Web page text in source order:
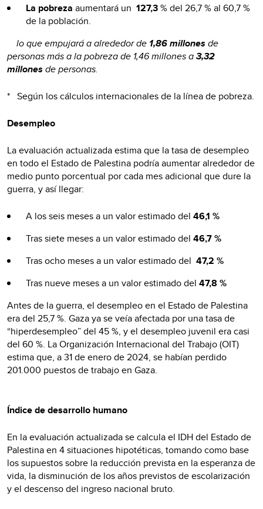
La pobreza aumentará un 127,3% del 26,7 % al 60,7 %
de la población.
lo que empujará a alrededor de 1,86 millonesde
personas más a la pobreza de 1,46 millones a3,32
millonesde personas.
* Según los cálculos internacionales de la línea de pobreza.
Desempleo
La evaluación actualizada estima que la tasa de desempleo
en todo el Estado de Palestina podría aumentar alrededor de
medio punto porcentual por cada mes adicional que dure la
guerra, y así llegar:
A los seis meses a un valor estimado del 46,1 %
Tras siete meses a un valor estimado del 46,7 %
Tras ocho meses a un valor estimado del 47,2 %
Tras nueve meses a un valor estimado del 47,8 %
Antes de la guerra, el desempleo en el Estado de Palestina
era del 25,7 %. Gaza ya se veía afectada por una tasa de
“hiperdesempleo” del 45 %, y el desempleo juvenil era casi
del 60 %. La Organización Internacional del Trabajo (OIT)
estima que, a 31 de enero de 2024, se habían perdido
201.000 puestos de trabajo en Gaza.
Índice de desarrollo humano
En la evaluación actualizada se calcula el IDH del Estado de
Palestina en 4 situaciones hipotéticas, tomando como base
los supuestos sobre la reducción prevista en la esperanza de
vida, la disminución de los años previstos de escolarización
y el descenso del ingreso nacional bruto.